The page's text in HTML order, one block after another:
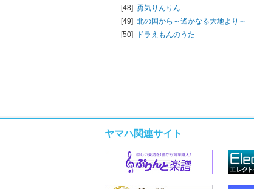
[48] 勇気りんりん
[49] 北の国から～遙かなる大地より～
[50]
ドラえもんのうた
ヤマハ関連サイト